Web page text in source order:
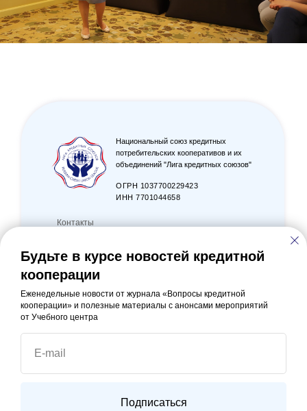
Национальный союз кредитных
потребительских кооперативов и их
объединений "Лига кредитных союзов"
ИНН 7701044658
ОГРН 1037700229423
Контакты
+7 (495) 637-82-51
105318, г. Москва, ул. Ибрагимова, 31/47, офис
512
Политика в отношении обработки персональных данных
Будьте в курсе новостей кредитной
кооперации
Еженедельные новости от журнала «Вопросы кредитной
кооперации» и полезные материалы с анонсами мероприятий
от Учебного центра
E-mail
Подписаться